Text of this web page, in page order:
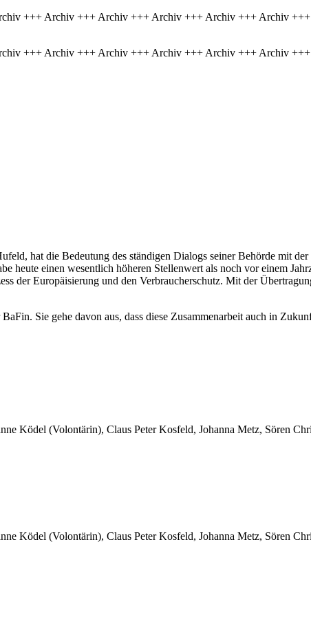
+++ Archiv +++ Archiv +++ Archiv +++ Archiv +++ Archiv
+++ Archiv +++ Archiv +++ Archiv +++ Archiv +++ Archiv
hat die Bedeutung des ständigen Dialogs seiner Behörde mit
heute einen wesentlich höheren Stellenwert als noch vor einem
der Europäisierung und den Verbraucherschutz. Mit der
Sie gehe davon aus, dass diese Zusammenarbeit auch in
Ködel (Volontärin), Claus Peter Kosfeld, Johanna Metz, Sören
Ködel (Volontärin), Claus Peter Kosfeld, Johanna Metz, Sören